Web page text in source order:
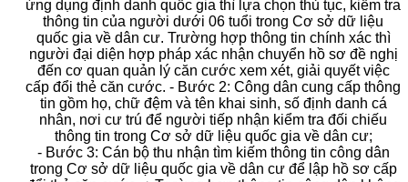
ứng dụng định danh quốc gia thì lựa chọn thủ tục, kiểm tra
thông tin của người dưới 06 tuổi trong Cơ sở dữ liệu
quốc gia về dân cư. Trường hợp thông tin chính xác thì
người đại diện hợp pháp xác nhận chuyển hồ sơ đề nghị
đến cơ quan quản lý căn cước xem xét, giải quyết việc
cấp đổi thẻ căn cước. - Bước 2: Công dân cung cấp thông
tin gồm họ, chữ đệm và tên khai sinh, số định danh cá
nhân, nơi cư trú để người tiếp nhận kiểm tra đối chiếu
thông tin trong Cơ sở dữ liệu quốc gia về dân cư;
- Bước 3: Cán bộ thu nhận tìm kiếm thông tin công dân
trong Cơ sở dữ liệu quốc gia về dân cư để lập hồ sơ cấp